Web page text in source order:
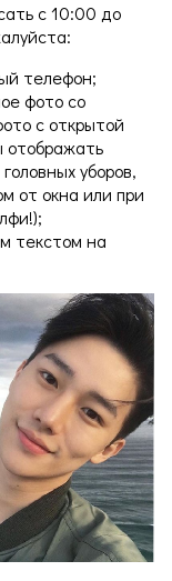
с 10:00 до
телефон;
фото со
с открытой
отображать
уборов,
от окна или при
текстом на